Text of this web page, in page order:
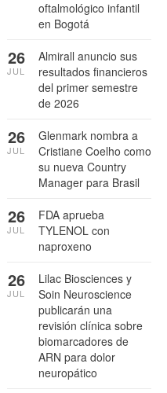
oftalmológico infantil
en Bogotá
Almirall anuncio sus
resultados financieros
del primer semestre
de 2026
26
JUL
Glenmark nombra a
Cristiane Coelho como
su nueva Country
Manager para Brasil
26
JUL
FDA aprueba
TYLENOL con
naproxeno
26
JUL
Lilac Biosciences y
Soin Neuroscience
publicarán una
revisión clínica sobre
biomarcadores de
ARN para dolor
neuropático
26
JUL